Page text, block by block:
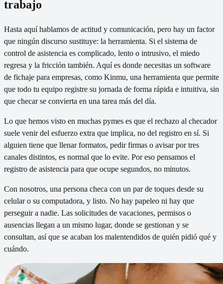
trabajo
Hasta aquí hablamos de actitud y comunicación, pero hay un factor
que ningún discurso sustituye: la herramienta. Si el sistema de
control de asistencia es complicado, lento o intrusivo, el miedo
regresa y la fricción también. Aquí es donde necesitas un software
de fichaje para empresas, como Kinmu, una herramienta que permite
que todo tu equipo registre su jornada de forma rápida e intuitiva, sin
que checar se convierta en una tarea más del día.
Lo que hemos visto en muchas pymes es que el rechazo al checador
suele venir del esfuerzo extra que implica, no del registro en sí. Si
alguien tiene que llenar formatos, pedir firmas o avisar por tres
canales distintos, es normal que lo evite. Por eso pensamos el
registro de asistencia para que ocupe segundos, no minutos.
Con nosotros, una persona checa con un par de toques desde su
celular o su computadora, y listo. No hay papeleo ni hay que
perseguir a nadie. Las solicitudes de vacaciones, permisos o
ausencias llegan a un mismo lugar, donde se gestionan y se
consultan, así que se acaban los malentendidos de quién pidió qué y
cuándo.